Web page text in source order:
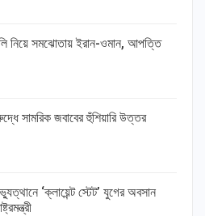
নিয়ে সমঝোতায় ইরান-ওমান, আপত্তি
সামরিক জবাবের হুঁশিয়ারি উত্তর
‘ক্লায়েন্ট স্টেট’ যুগের অবসান